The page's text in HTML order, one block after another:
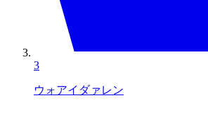
3
ウォアイダァレン